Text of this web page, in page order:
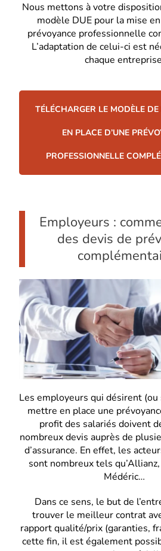
Nous mettons à votre
modèle DUE pour la mise en
prévoyance professionnelle
L’adaptation de celui-ci est
chaque
TÉLÉCHARGER LE MODÈLE
EN PLACE D’UNE
PROFESSIONNELLE
Employeurs :
des devis de
Les employeurs qui désirent
mettre en place une
profit des salariés doivent
nombreux devis auprès de
d’assurance. En effet, les
sont nombreux tels
Médéric…
Dans ce sens, le but de
trouver le meilleur contrat
rapport qualité/prix (garanties,
cette fin, il est également